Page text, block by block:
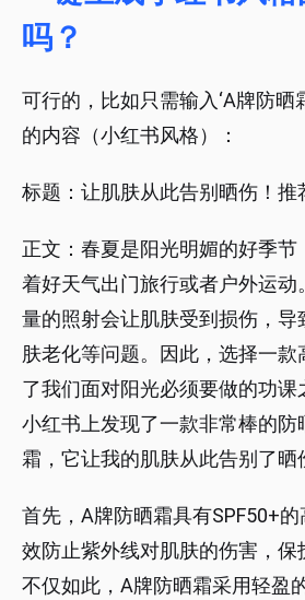
吗？
可行的，比如只需输入‘A牌防晒
的内容（小红书风格）：
标题：让肌肤从此告别晒伤！推
正文：春夏是阳光明媚的好季节
着好天气出门旅行或者户外运动
量的照射会让肌肤受到损伤，导
肤老化等问题。因此，选择一款
了我们面对阳光必须要做的功
小红书上发现了一款非常棒的
霜，它让我的肌肤从此告别了晒
首先，A牌防晒霜具有SPF50+
效防止紫外线对肌肤的伤害，保
不仅如此，A牌防晒霜采用轻盈